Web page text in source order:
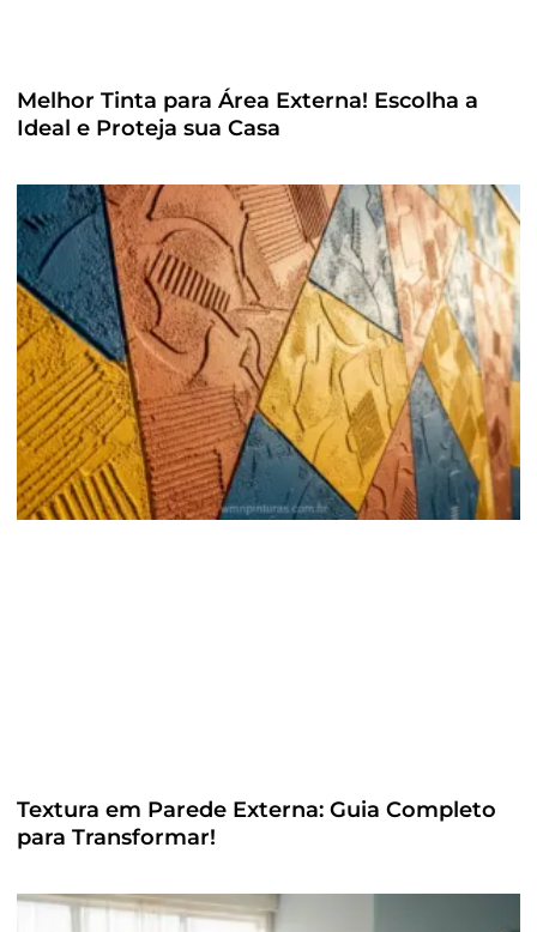
Melhor Tinta para Área Externa! Escolha a
Ideal e Proteja sua Casa
Textura em Parede Externa: Guia Completo
para Transformar!